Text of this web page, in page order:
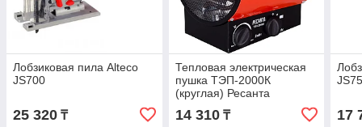
Лобзиковая пила Alteco
JS700
25 320 ₸
Тепловая электрическая
пушка ТЭП-2000К
(круглая) Ресанта
14 310₸ 17